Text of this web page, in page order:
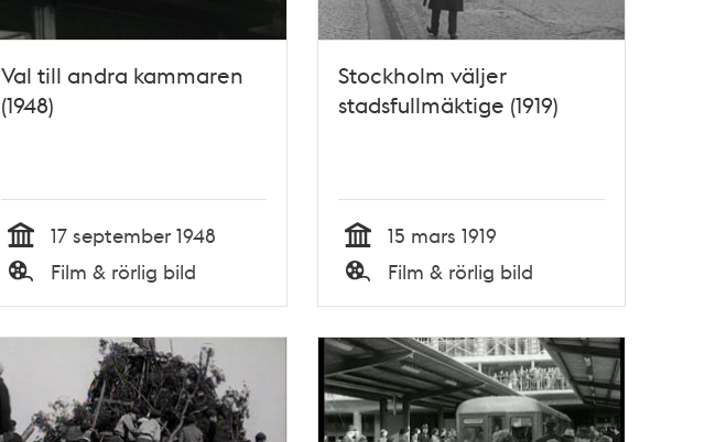
Val till andra kammaren
(1948)
Tid
17 september 1948
Film & rörlig bild
Stockholm väljer
stadsfullmäktige (1919)
Tid
15 mars 1919
Film & rörlig bild